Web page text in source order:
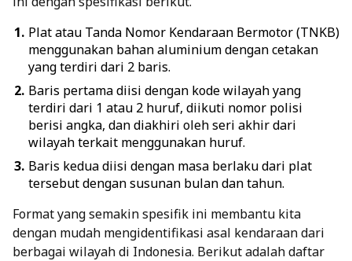
Plat atau Tanda Nomor Kendaraan Bermotor (TNKB)
menggunakan bahan aluminium dengan cetakan
yang terdiri dari 2 baris.
Baris pertama diisi dengan kode wilayah yang
terdiri dari 1 atau 2 huruf, diikuti nomor polisi
berisi angka, dan diakhiri oleh seri akhir dari
wilayah terkait menggunakan huruf.
Baris kedua diisi dengan masa berlaku dari plat
tersebut dengan susunan bulan dan tahun.
Format yang semakin spesifik ini membantu kita
dengan mudah mengidentifikasi asal kendaraan dari
berbagai wilayah di Indonesia. Berikut adalah daftar